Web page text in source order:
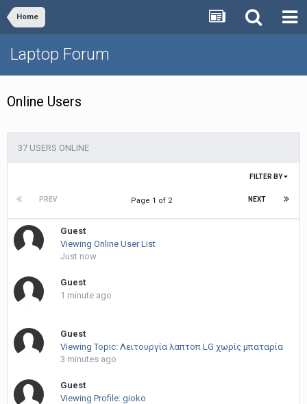
Home
Laptop Forum
Online Users
37 USERS ONLINE
FILTER BY
PREV NEXT
Page 1 of 2
Guest
Viewing Online User List
Just now
Guest
1 minute ago
Guest
Viewing Topic: Λειτουργία λαπτοπ LG χωρίς μπαταρία
3 minutes ago
Guest
Viewing Profile: gioko